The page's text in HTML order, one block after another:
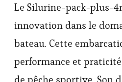
Le Silurine-pack-plus-
innovation dans le
bateau. Cette
performance et
de pêche sportive. Son